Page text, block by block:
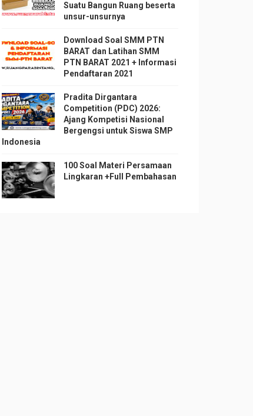
Suatu Bangun Ruang beserta
unsur-unsurnya
Download Soal SMM PTN
BARAT dan Latihan SMM
PTN BARAT 2021 + Informasi
Pendaftaran 2021
Pradita Dirgantara
Competition (PDC) 2026:
Ajang Kompetisi Nasional
Bergengsi untuk Siswa SMP
Indonesia
100 Soal Materi Persamaan
Lingkaran +Full Pembahasan